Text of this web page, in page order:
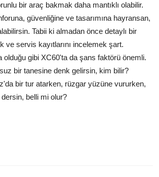
bir araç bakmak daha mantıklı olabilir.
güvenliğine ve tasarımına hayransan,
Tabii ki almadan önce detaylı bir
ve servis kayıtlarını incelemek şart.
olduğu gibi XC60'ta da şans faktörü önemli.
bir tanesine denk gelirsin, kim bilir?
bir tur atarken, rüzgar yüzüne vururken,
dersin, belli mi olur?